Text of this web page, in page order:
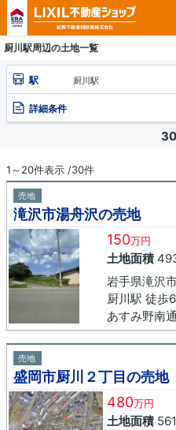
厨川駅周辺の土地一覧
駅 厨川駅
詳細条件
30
1～20件表示 /30件
売地
滝沢市湯舟沢の売地
150万円
土地面積
岩手県滝沢
厨川駅 徒歩
あすみ野南
売地
盛岡市厨川２丁目の売地
480万円
土地面積